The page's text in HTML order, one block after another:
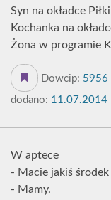
Syn na okładce
Kochanka na
Żona w programie
Dowcip: 5956
dodano: 11.07.2014
W aptece
- Macie jakiś
- Mamy.